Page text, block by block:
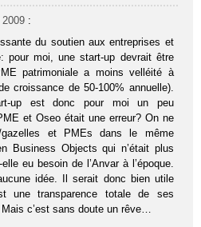
2009 :
du soutien aux entreprises et
pour moi, une start-up devrait être
patrimoniale a moins velléité à
croissance de 50-100% annuelle).
up est donc pour moi un peu
et Oseo était une erreur? On ne
et PMEs dans le même
Business Objects qui n’était plus
eu besoin de l’Anvar à l’époque.
idée. Il serait donc bien utile
une transparence totale de ses
c’est sans doute un rêve…